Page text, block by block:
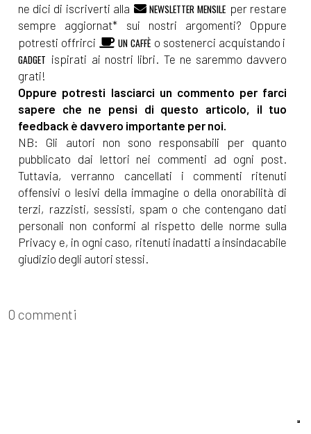
ne dici di iscriverti alla
NEWSLETTER MENSILE per restare
sempre aggiornat* sui nostri argomenti? Oppure
potresti offrirci
UN CAFFÈ o sostenerci acquistando i
GADGET ispirati ai nostri libri. Te ne saremmo davvero
grati!
Oppure potresti lasciarci un commento per farci
sapere che ne pensi di questo articolo, il tuo
feedback è davvero importante per noi.
NB: Gli autori non sono responsabili per quanto
pubblicato dai lettori nei commenti ad ogni post.
Tuttavia, verranno cancellati i commenti ritenuti
offensivi o lesivi della immagine o della onorabilità di
terzi, razzisti, sessisti, spam o che contengano dati
personali non conformi al rispetto delle norme sulla
Privacy e, in ogni caso, ritenuti inadatti a insindacabile
giudizio degli autori stessi.
0 commenti